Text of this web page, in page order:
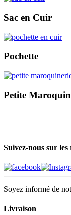
Sac en Cuir
Pochette
Petite
Suivez-nous sur les
Soyez informé de
Livraison